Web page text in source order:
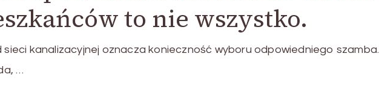
to nie wszystko.
sieci kanalizacyjnej oznacza konieczność wyboru odpowiedniego szamba.
…